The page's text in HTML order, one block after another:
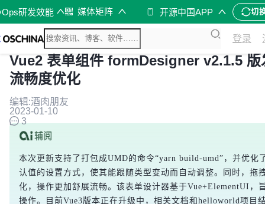
研发效能 媒体矩阵 开源中国APP 切
登录
Vue2 表单组件 formDesigner v2.1.5 版
流畅度优化
编辑:酒肉朋友
2023-01-10
3
本次更新支持了打包成UMD的命令“yarn build-umd”，并优化
认值的设置方式，使其能跟随类型变动而自动调整。同时，拖
化，操作更加舒展流畅。该表单设计器基于Vue+ElementUI，
操作。目前Vue3版本正在升级中，相关文档和helloworld项目